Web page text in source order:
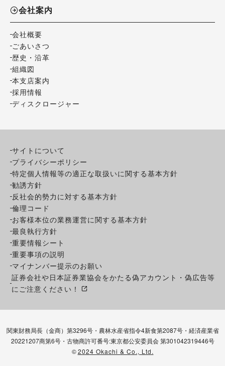
会社案内
会社概要
ごあいさつ
歴史・沿革
組織図
本支店案内
採用情報
ディスクロージャー
サイトについて
プライバシーポリシー
特定個人情報等の適正な取扱いに関する基本方針
勧誘方針
反社会的勢力に対する基本方針
倫理コード
お客様本位の業務運営に関する基本方針
最良執行方針
重要情報シート
重要事項の説明
マイナンバー提示のお願い
証券会社や日本証券業協会をかたる偽アカウント・偽広告等
にご注意ください！
関東財務局長（金商）第3296号・農林水産省指令4新食第2087号・経済産業省
20221207商第6号・古物商許可番号:東京都公安委員会 第301042319446号
©2024 Okachi & Co., Ltd.